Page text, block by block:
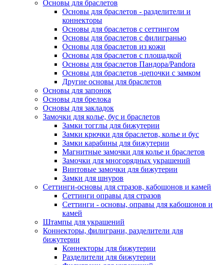
Основы для браслетов
Основы для браслетов - разделители и
коннекторы
Основы для браслетов с сеттингом
Основы для браслетов с филигранью
Основы для браслетов из кожи
Основы для браслетов с площадкой
Основы для браслетов Пандора/Pandora
Основы для браслетов -цепочки с замком
Другие основы для браслетов
Основы для запонок
Основы для брелока
Основы для закладок
Замочки для колье, бус и браслетов
Замки тогглы для бижутерии
Замки крючки для браслетов, колье и бус
Замки карабины для бижутерии
Магнитные замочки для колье и браслетов
Замочки для многорядных украшений
Винтовые замочки для бижутерии
Замки для шнуров
Сеттинги-основы для стразов, кабошонов и камей
Сеттинги оправы для стразов
Сеттинги - основы, оправы для кабошонов и
камей
Штампы для украшений
Коннекторы, филиграни, разделители для
бижутерии
Коннекторы для бижутерии
Разделители для бижутерии